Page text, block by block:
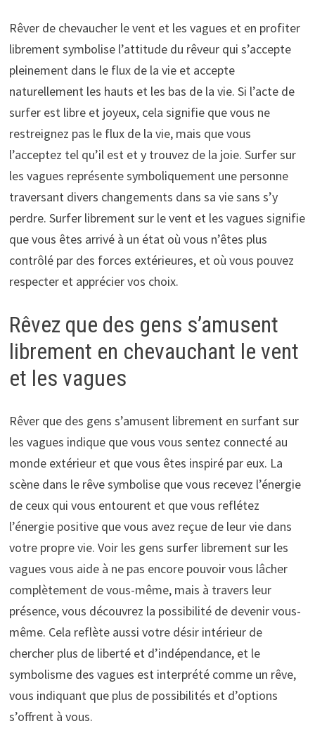
Rêver de chevaucher le vent et les vagues et en profiter
librement symbolise l’attitude du rêveur qui s’accepte
pleinement dans le flux de la vie et accepte
naturellement les hauts et les bas de la vie. Si l’acte de
surfer est libre et joyeux, cela signifie que vous ne
restreignez pas le flux de la vie, mais que vous
l’acceptez tel qu’il est et y trouvez de la joie. Surfer sur
les vagues représente symboliquement une personne
traversant divers changements dans sa vie sans s’y
perdre. Surfer librement sur le vent et les vagues signifie
que vous êtes arrivé à un état où vous n’êtes plus
contrôlé par des forces extérieures, et où vous pouvez
respecter et apprécier vos choix.
Rêvez que des gens s’amusent
librement en chevauchant le vent
et les vagues
Rêver que des gens s’amusent librement en surfant sur
les vagues indique que vous vous sentez connecté au
monde extérieur et que vous êtes inspiré par eux. La
scène dans le rêve symbolise que vous recevez l’énergie
de ceux qui vous entourent et que vous reflétez
l’énergie positive que vous avez reçue de leur vie dans
votre propre vie. Voir les gens surfer librement sur les
vagues vous aide à ne pas encore pouvoir vous lâcher
complètement de vous-même, mais à travers leur
présence, vous découvrez la possibilité de devenir vous-
même. Cela reflète aussi votre désir intérieur de
chercher plus de liberté et d’indépendance, et le
symbolisme des vagues est interprété comme un rêve,
vous indiquant que plus de possibilités et d’options
s’offrent à vous.